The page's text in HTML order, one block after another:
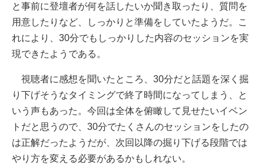
と事前に登壇者が何を話したいか聞き取ったり、質問を
用意したりなど、しっかりと準備をしていたようだ。こ
れにより、30分でもしっかりした内容のセッションを実
現できたようである。
視聴者に感想を聞いたところ、30分だと話題を深く掘
り下げそうなタイミングで終了時間になってしまう、と
いう声もあった。今回は全体を俯瞰して見せたいイベン
トだと思うので、30分でたくさんのセッションをしたの
は正解だったようだが、次回以降の掘り下げる段階では
やり方を変える必要があるかもしれない。